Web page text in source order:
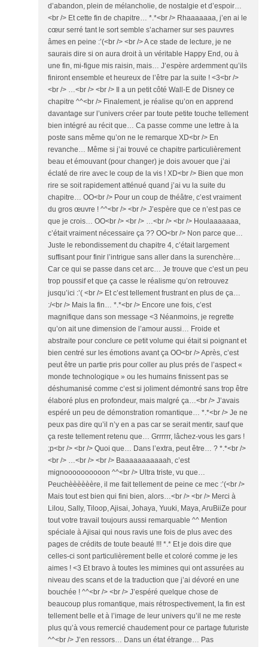
d’abandon, plein de mélancholie, de nostalgie et d’espoir…
<br /> Et cette fin de chapitre… *.*<br /> Rhaaaaaaa, j’en ai le
cœur serré tant le sort semble s’acharner sur ses pauvres
âmes en peine :’(<br /> <br /> A ce stade de lecture, je ne
saurais dire si on aura droit à un véritable Happy End, ou à
une fin, mi-figue mis raisin, mais… J’espère ardemment qu’ils
finiront ensemble et heureux de l’être par la suite ! <3<br />
<br /> …<br /> <br /> Il a un petit côté Wall-E de Disney ce
chapitre ^^<br /> Finalement, je réalise qu’on en apprend
davantage sur l’univers créer par toute petite touche tellement
bien intégré au récit que… Ca passe comme une lettre à la
poste sans même qu’on ne le remarque XD<br /> En
revanche… Même si j’ai trouvé ce chapitre particulièrement
beau et émouvant (pour changer) je dois avouer que j’ai
éclaté de rire avec le coup de la vis ! XD<br /> Bien que mon
rire se soit rapidement atténué quand j’ai vu la suite du
chapitre… OO<br /> Pour un coup de théâtre, c’est vraiment
du gros œuvre ! ^^<br /> <br /> J’espère que ce n’est pas ce
que je crois… OO<br /> <br /> …<br /> <br /> Houlaaaaaaa,
c’était vraiment nécessaire ça ?? OO<br /> Non parce que…
Juste le rebondissement du chapitre 4, c’était largement
suffisant pour finir l’intrigue sans aller dans la surenchère…
Car ce qui se passe dans cet arc… Je trouve que c’est un peu
trop poussif et que ça casse le réalisme qu’on retrouvez
jusqu’ici :’( <br /> Et c’est tellement frustrant en plus de ça…
:/<br /> Mais la fin… *.*<br /> Encore une fois, c’est
magnifique dans son message <3 Néanmoins, je regrette
qu’on ait une dimension de l’amour aussi… Froide et
abstraite pour conclure ce petit volume qui était si poignant et
bien centré sur les émotions avant ça OO<br /> Après, c’est
peut être un partie pris pour coller au plus prés de l’aspect «
monde technologique » ou les humains finissent pas se
déshumanisé comme c’est si joliment démontré sans trop être
élaboré plus en profondeur, mais malgré ça…<br /> J’avais
espéré un peu de démonstration romantique… *.*<br /> Je ne
peux pas dire qu’il n’y en a pas car se serait mentir, sauf que
ça reste tellement retenu que… Grrrrrr, lâchez-vous les gars !
;p<br /> <br /> Quoi que… Dans l’extra, peut être… ? *.*<br />
<br /> …<br /> <br /> Baaaaaaaaaaah, c’est
mignoooooooooon ^^<br /> Ultra triste, vu que…
Peuchèèèèèère, il me fait tellement de peine ce mec :’(<br />
Mais tout est bien qui fini bien, alors…<br /> <br /> Merci à
Lilou, Sally, Tiloop, Ajisai, Johaya, Yuuki, Maya, AruBiiZe pour
tout votre travail toujours aussi remarquable ^^ Mention
spéciale à Ajisai qui nous ravis une fois de plus avec des
pages de crédits de toute beauté !!! *.* Et je dois dire que
celles-ci sont particulièrement belle et coloré comme je les
aimes ! <3 Et bravo à toutes les mimines qui ont assurées au
niveau des scans et de la traduction que j’ai dévoré en une
bouchée ! ^^<br /> <br /> J’espéré quelque chose de
beaucoup plus romantique, mais rétrospectivement, la fin est
tellement belle et à l’image de leur univers qu’il ne me reste
plus qu’à vous remercié chaudement pour ce partage futuriste
^^<br /> J’en ressors… Dans un état étrange… Pas